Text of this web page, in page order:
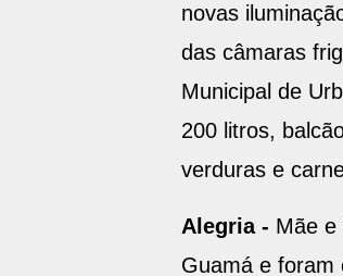
novas
das câmaras
Municipal de
200 litros,
verduras e
Alegria - Mãe e
Guamá e foram